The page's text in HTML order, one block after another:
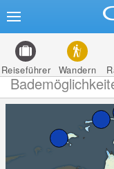
Reiseführer Wandern